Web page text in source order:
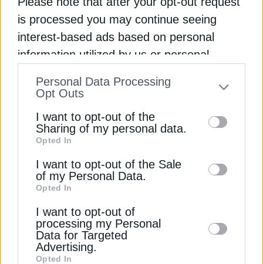
is processed you may continue seeing
interest-based ads based on personal
information utilized by us or personal
to your opt-out. You may separately opt-out
information by third parties on the IAB’s list
of downstream participants. This
information may also be disclosed by us to
third parties on theIAB’s List of
Downstream Participants
disclose it to other third parties.
Personal Data Processing
Opt Outs
I want to opt-out of the
Sharing of my personal data.
Opted In
I want to opt-out of the Sale
of my Personal Data.
Opted In
I want to opt-out of
processing my Personal
Data for Targeted
Advertising.
Opted In
4 Σεπτεμβρίου 2024
ΑΝΑΝΕΩΣΙΜΕΣ ΠΗΓΕΣ
Eurostat: Μειωμένη κατά 12,4% η
παραγωγή ΑΠΕ στην Ελλάδα το α’ τρίμηνο
2025
19 Ιουνίου 2025